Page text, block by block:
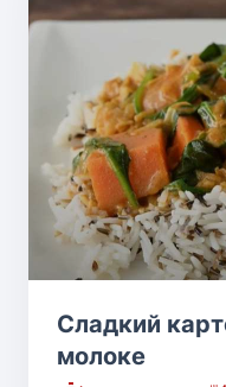
Сладкий
молоке